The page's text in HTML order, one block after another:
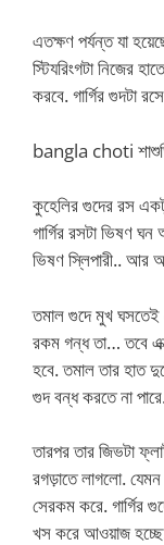
এতক্ষণ পর্যন্ত যা
স্টিযরিংগটা নিজের
করবে. গার্গির গুদটা
bangla choti
কুহেলির গুদের রস
গার্গির রসটা ভিষণ
ভিষণ স্লিপারী.. আর
তমাল গুদে মুখ
রকম গন্ধ তা… তবে
হবে. তমাল তার হাত
গুদ বন্ধ করতে না
তারপর তার জিভটা
রগড়াতে লাগলো.
সেরকম করে. গার্গির
খস করে আওয়াজ